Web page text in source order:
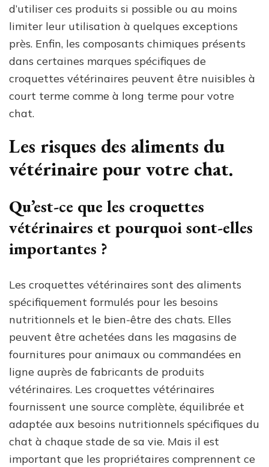
d’utiliser ces produits si possible ou au moins
limiter leur utilisation à quelques exceptions
près. Enfin, les composants chimiques présents
dans certaines marques spécifiques de
croquettes vétérinaires peuvent être nuisibles à
court terme comme à long terme pour votre
chat.
Les risques des aliments du
vétérinaire pour votre chat.
Qu’est-ce que les croquettes
vétérinaires et pourquoi sont-elles
importantes ?
Les croquettes vétérinaires sont des aliments
spécifiquement formulés pour les besoins
nutritionnels et le bien-être des chats. Elles
peuvent être achetées dans les magasins de
fournitures pour animaux ou commandées en
ligne auprès de fabricants de produits
vétérinaires. Les croquettes vétérinaires
fournissent une source complète, équilibrée et
adaptée aux besoins nutritionnels spécifiques du
chat à chaque stade de sa vie. Mais il est
important que les propriétaires comprennent ce